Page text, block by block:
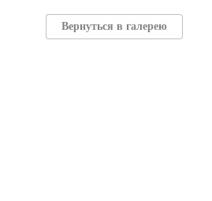
Вернуться в галерею